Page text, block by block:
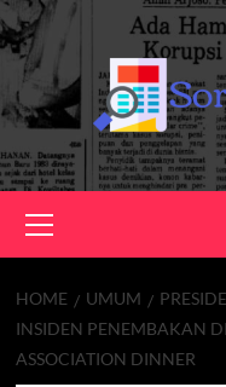
Skip
to
content
Menu
HOME UMUM
INSIDEN PENEMBAKAN
ASSOCIATION DINNER